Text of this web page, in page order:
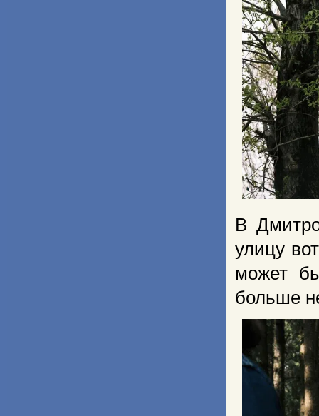
В
улицу
может
больше